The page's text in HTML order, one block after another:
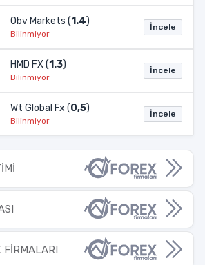
Obv Markets (1.4)
Bilinmiyor
İncele
HMD FX (1.3)
Bilinmiyor
İncele
Wt Global Fx (0,5)
Bilinmiyor
İncele
FİRMALARI